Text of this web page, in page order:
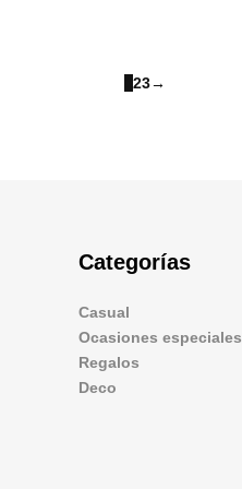
23→
Categorías
Casual
Ocasiones especiales
Regalos
Deco